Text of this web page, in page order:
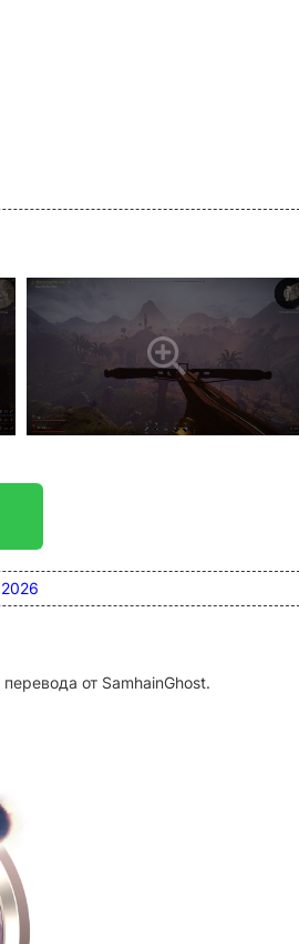
от SamhainGhost.